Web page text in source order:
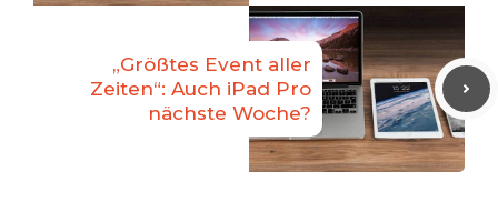
„Größtes Event aller
Zeiten“: Auch iPad Pro
nächste Woche?